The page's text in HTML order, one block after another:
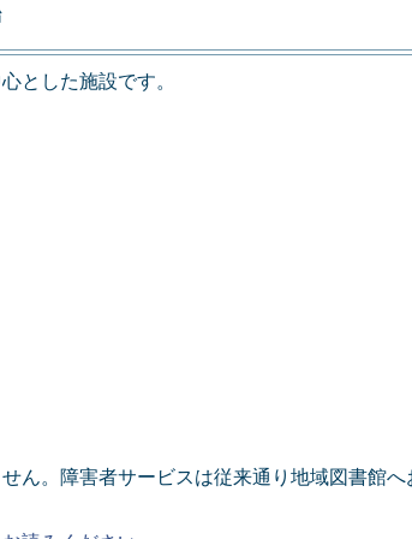
とした施設です。
ん。障害者サービスは従来通り地域図書館へ